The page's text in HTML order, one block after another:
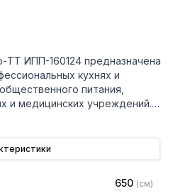
ТТ ИПП-160124 предназначена
кухнях и
питания,
и медицинских учреждений.
различных блюд в
нагрева посуды
преобразуется в тепло.
650 (см)